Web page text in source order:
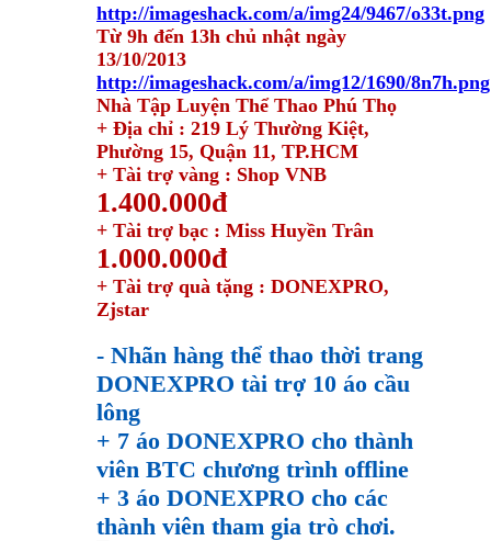
http://imageshack.com/a/img24/9467/o33t.png
Từ 9h đến 13h chủ nhật ngày
13/10/2013
http://imageshack.com/a/img12/1690/8n7h.png
Nhà Tập Luyện Thể Thao Phú Thọ
+ Địa chỉ : 219 Lý Thường Kiệt,
Phường 15, Quận 11, TP.HCM
+ Tài trợ vàng : Shop VNB
1.400.000đ
+ Tài trợ bạc : Miss Huyền Trân
1.000.000đ
+ Tài trợ quà tặng : DONEXPRO,
Zjstar
- Nhãn hàng thể thao thời trang
DONEXPRO tài trợ 10 áo cầu
lông
+ 7 áo DONEXPRO cho thành
viên BTC chương trình offline
+ 3 áo DONEXPRO cho các
thành viên tham gia trò chơi.